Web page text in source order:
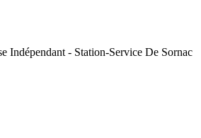
Indépendant - Station-Service De Sornac